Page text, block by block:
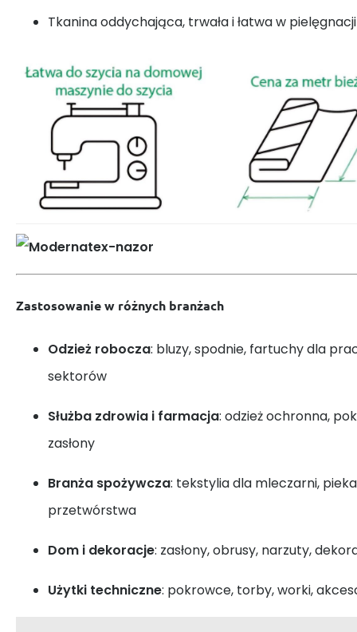
Tkanina oddychająca, trwała i łatwa w pielęgnacji
Zastosowanie w różnych branżach
Odzież robocza: bluzy, spodnie, fartuchy dla
sektorów
Służba zdrowia i farmacja: odzież ochronna,
zasłony
Branża spożywcza: tekstylia dla mleczarni,
przetwórstwa
Dom i dekoracje: zasłony, obrusy, narzuty,
Użytki techniczne: pokrowce, torby, worki,